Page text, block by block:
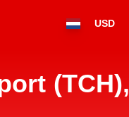
USD
(TCH),